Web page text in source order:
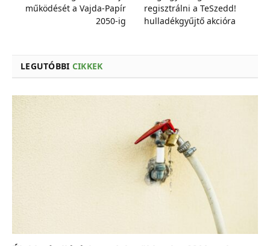
működését a Vajda-Papír
2050-ig
regisztrálni a TeSzedd!
hulladékgyűjtő akcióra
LEGUTÓBBI CIKKEK